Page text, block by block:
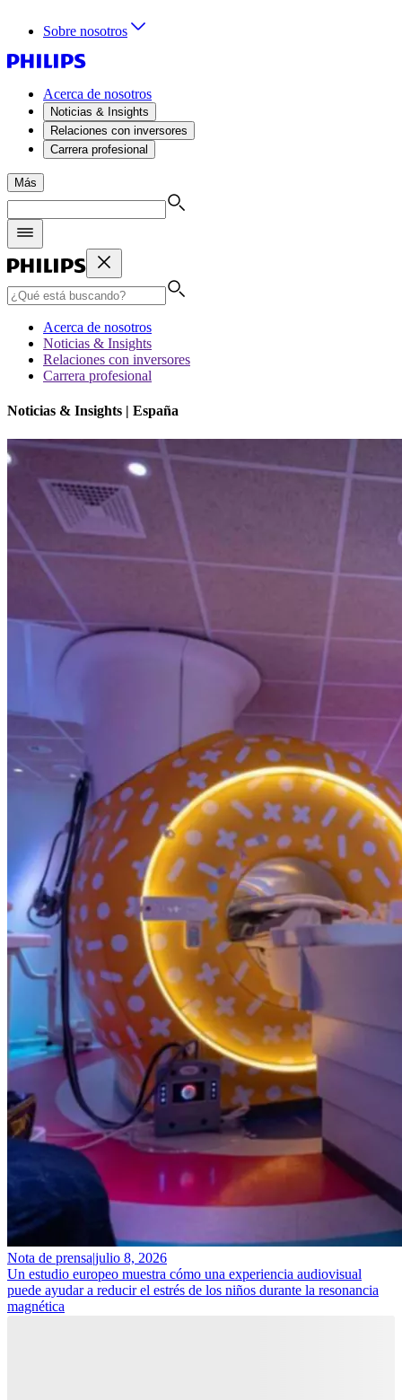
Sobre nosotros
Acerca de nosotros
Noticias & Insights
Relaciones con inversores
Carrera profesional
Más
Acerca de nosotros
Noticias & Insights
Relaciones con inversores
Carrera profesional
Noticias & Insights | España
Nota de prensa|julio 8, 2026
Un estudio europeo muestra cómo una experiencia audiovisual
puede ayudar a reducir el estrés de los niños durante la resonancia
magnética